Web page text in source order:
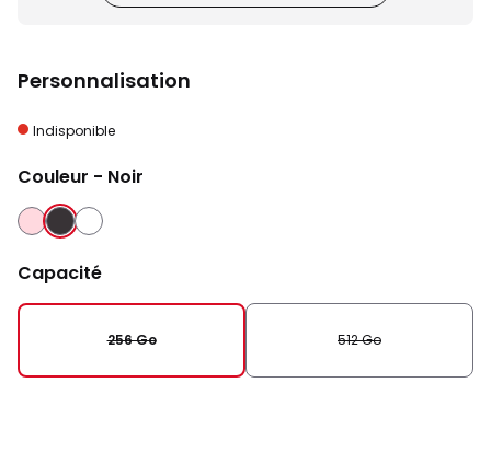
Personnalisation
Indisponible
Couleur - Noir
ROSE NOIR BLANC
Capacité
256 Go 512 Go